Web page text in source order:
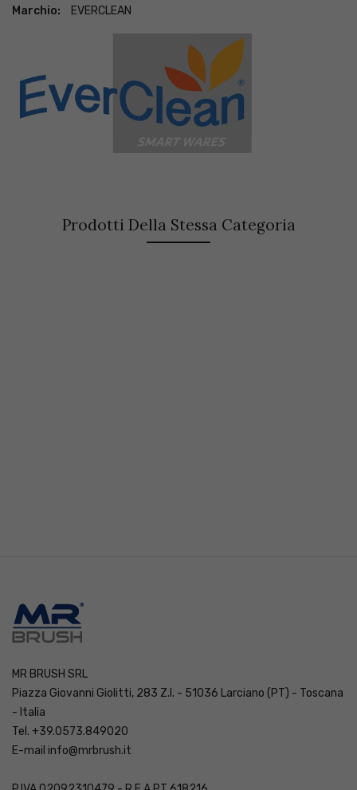
Marchio:
EVERCLEAN
Prodotti Della Stessa Categoria
MR BRUSH SRL
Piazza Giovanni Giolitti, 283 Z.I. - 51036 Larciano (PT) - Toscana
- Italia
Tel. +39.0573.849020
E-mail info@mrbrush.it